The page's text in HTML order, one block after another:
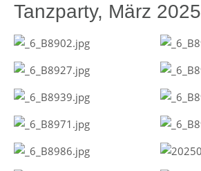
Tanzparty, März 2025